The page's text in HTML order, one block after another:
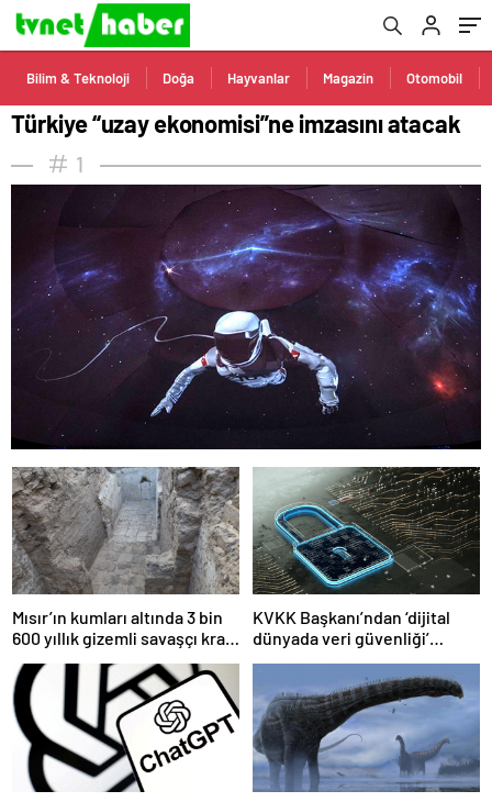
Bilim & Teknoloji Doğa Hayvanlar Magazin Otomobil
Türkiye “uzay ekonomisi”ne imzasını atacak
1
Mısır’ın kumları altında 3 bin
600 yıllık gizemli savaşçı kral
mezarlığı bulundu
KVKK Başkanı’ndan ‘dijital
dünyada veri güvenliği’
uyarısı